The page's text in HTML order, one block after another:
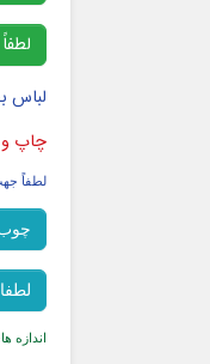
لباس
چاپ و
لطفاً جهت
چوب
اندازه